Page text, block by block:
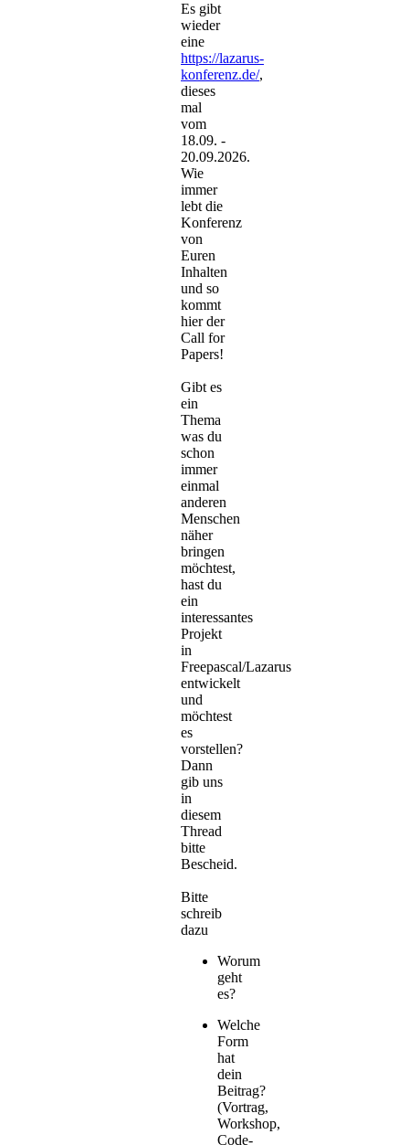
Es gibt
wieder
eine
https://lazarus-
konferenz.de/,
dieses
mal
vom
18.09. -
20.09.2026.
Wie
immer
lebt die
Konferenz
von
Euren
Inhalten
und so
kommt
hier der
Call for
Papers!
Gibt es
ein
Thema
was du
schon
immer
einmal
anderen
Menschen
näher
bringen
möchtest,
hast du
ein
interessantes
Projekt
in
Freepascal/Lazarus
entwickelt
und
möchtest
es
vorstellen?
Dann
gib uns
in
diesem
Thread
bitte
Bescheid.
Bitte
schreib
dazu
Worum
geht
es?
Welche
Form
hat
dein
Beitrag?
(Vortrag,
Workshop,
Code-